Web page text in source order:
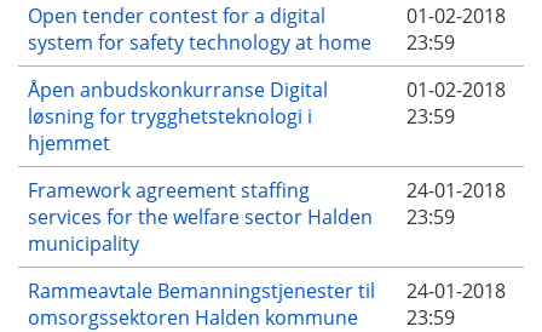
Open tender contest for a digital
system for safety technology at home
01-02-2018
23:59
Åpen anbudskonkurranse Digital
løsning for trygghetsteknologi i
hjemmet
01-02-2018
23:59
Framework agreement staffing
services for the welfare sector Halden
municipality
24-01-2018
23:59
Rammeavtale Bemanningstjenester til
omsorgssektoren Halden kommune
24-01-2018
23:59